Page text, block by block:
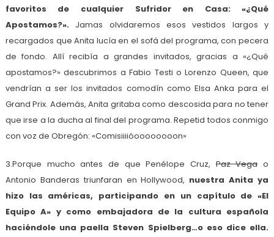
favoritos de cualquier Sufridor en Casa: «¿Qué
Apostamos?». Jamas olvidaremos esos vestidos largos y
recargados que Anita lucía en el sofá del programa, con pecera
de fondo. Allí recibía a grandes invitados, gracias a «¿Qué
apostamos?» descubrimos a Fabio Testi o Lorenzo Queen, que
vendrían a ser los invitados comodín como Elsa Anka para el
Grand Prix. Además, Anita gritaba como descosida para no tener
que irse a la ducha al final del programa. Repetid todos conmigo
con voz de Obregón: «Comisiiiióoooooooon»
3.Porque mucho antes de que Penélope Cruz,Paz Vegao
Antonio Banderas triunfaran en Hollywood, nuestra Anita ya
hizo las américas, participando en un capítulo de «El
Equipo A» y como embajadora de la cultura española
haciéndole una paella Steven Spielberg…o eso dice ella.